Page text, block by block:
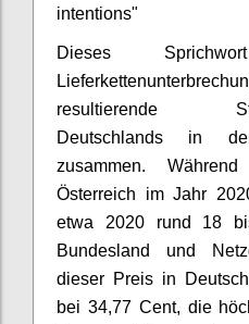
intentions"
Dieses
resultierende
Deutschlands in
zusammen.
Österreich im Jahr
etwa 2020 rund 18
Bundesland und
dieser Preis in
bei 34,77 Cent, die